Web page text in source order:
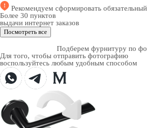
Рекомендуем сформировать
Более 30 пунктов
выдачи интернет заказов
Посмотреть все
Подберем фурнитуру по
Для того, чтобы отправить фотографию
воспользуйтесь любым удобным способом